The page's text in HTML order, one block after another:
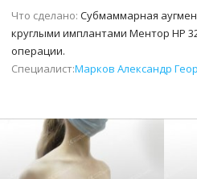
Что сделано: Субмаммарная
круглыми имплантами Ментор НР
операции.
Специалист:Марков Александр